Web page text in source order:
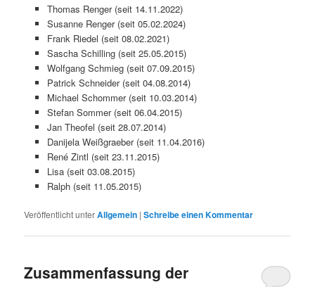
Thomas Renger (seit 14.11.2022)
Susanne Renger (seit 05.02.2024)
Frank Riedel (seit 08.02.2021)
Sascha Schilling (seit 25.05.2015)
Wolfgang Schmieg (seit 07.09.2015)
Patrick Schneider (seit 04.08.2014)
Michael Schommer (seit 10.03.2014)
Stefan Sommer (seit 06.04.2015)
Jan Theofel (seit 28.07.2014)
Danijela Weißgraeber (seit 11.04.2016)
René Zintl (seit 23.11.2015)
Lisa (seit 03.08.2015)
Ralph (seit 11.05.2015)
Veröffentlicht unterAllgemein |Schreibe einen Kommentar
Zusammenfassung der